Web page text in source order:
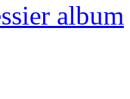
al­bum